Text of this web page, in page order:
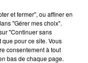
ce mercredi en
et fermer", ou affiner en
"Gérer mes choix".
"Continuer sans
pour ce site. Vous
consentement à tout
bas de chaque page.